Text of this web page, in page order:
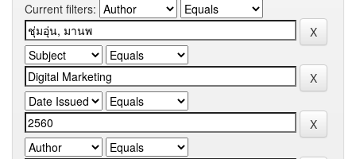
Current filters: